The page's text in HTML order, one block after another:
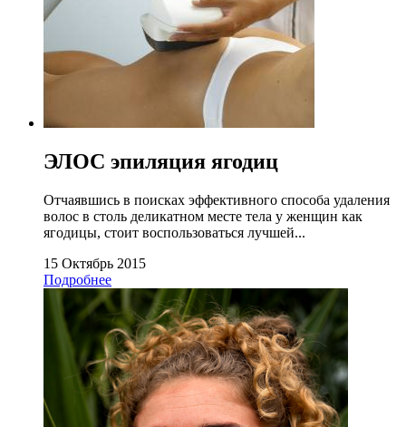
ЭЛОС эпиляция ягодиц
Отчаявшись в поисках эффективного способа удаления
волос в столь деликатном месте тела у женщин как
ягодицы, стоит воспользоваться лучшей...
15 Октябрь 2015
Подробнее